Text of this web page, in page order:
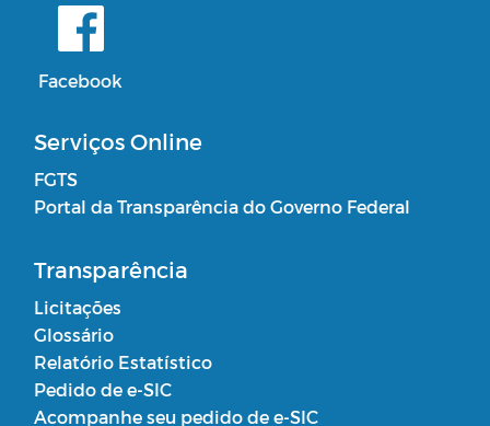
Facebook
Serviços Online
FGTS
Portal da Transparência do Governo Federal
Transparência
Licitações
Glossário
Relatório Estatístico
Pedido de e-SIC
Acompanhe seu pedido de e-SIC